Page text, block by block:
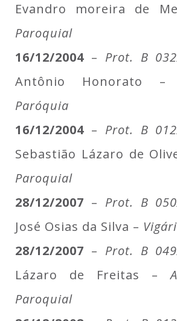
Evandro moreira de
Paroquial
16/12/2004 – Prot. B
Antônio Honorato –
Paróquia
16/12/2004 – Prot. B
Sebastião Lázaro de
Paroquial
28/12/2007 – Prot. B
José Osias da Silva –
28/12/2007 – Prot. B
Lázaro de Freitas –
Paroquial